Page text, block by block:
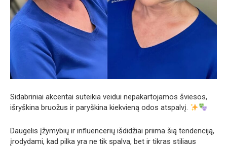
Sidabriniai akcentai suteikia veidui nepakartojamos šviesos,
išryškina bruožus ir paryškina kiekvieną odos atspalvį.
Daugelis įžymybių ir influencerių išdidžiai priima šią tendenciją,
įrodydami, kad pilka yra ne tik spalva, bet ir tikras stiliaus